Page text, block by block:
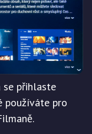
se přihlaste
používáte pro